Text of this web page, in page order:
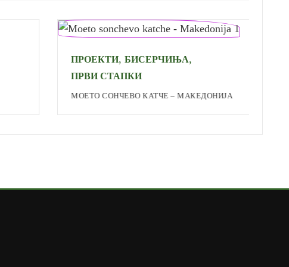
ПРОЕКТИ,БИСЕРЧИЊА,
ПРВИ СТАПКИ
МОЕТО СОНЧЕВО КАТЧЕ – МАКЕДОНИЈА